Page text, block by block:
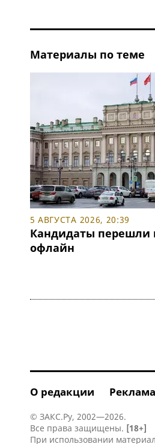
Материалы по теме
5 АВГУСТА 2026, 20:39
Кандидаты перешли
офлайн
О редакции Реклама
© ЗАКС.Ру, 2002—2026.
Все права защищены. [18+]
При использовании